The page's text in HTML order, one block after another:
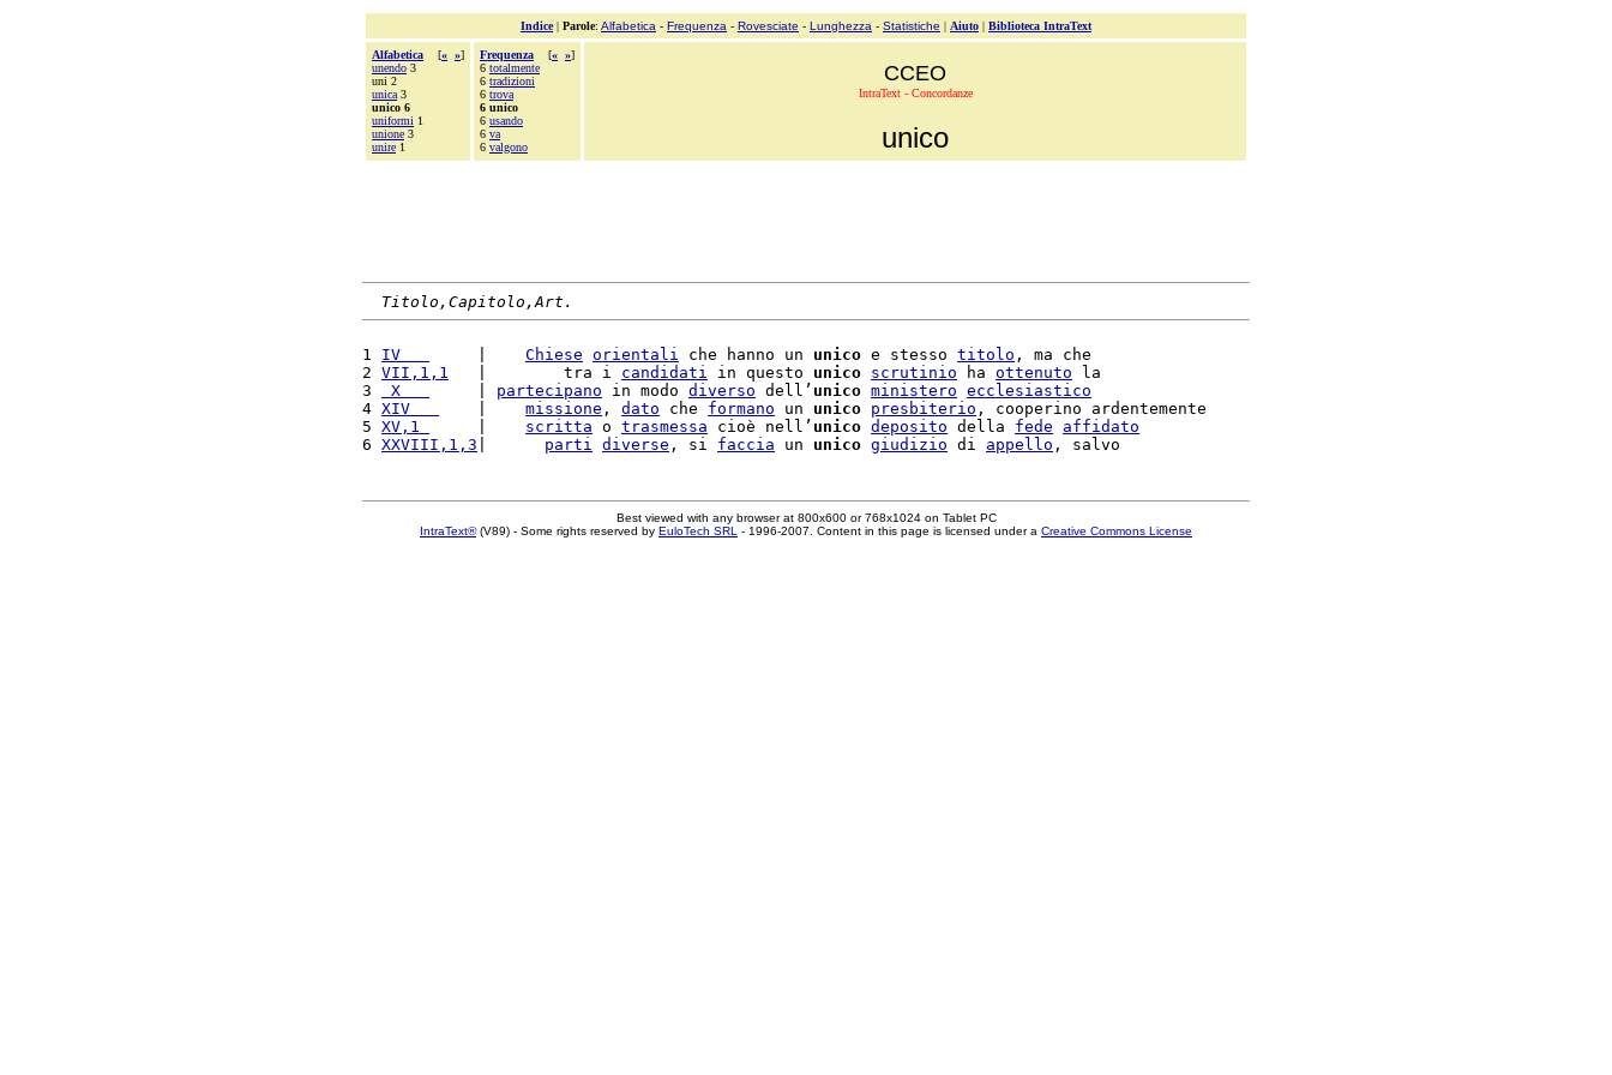
Indice| Parole: Alfabetica - Frequenza - Rovesciate - Lunghezza - Statistiche | Aiuto | Biblioteca IntraText
Alfabetica [« »]
unendo 3
uni 2
unica 3
unico 6
uniformi 1
unione 3
unire 1
Frequenza [« »]
6 totalmente
6 tradizioni
6 trova
6 unico
6 usando
6 va
6 valgono
CCEO
IntraText - Concordanze
unico
Titolo,Capitolo,Art.
1 IV Chiese orientali che hanno un unico e stesso titolo , ma che
2 VII,1,1
   |        tra i
candidati in questo unico scrutinio ha ottenuto la
3
X partecipano in modo diverso dell’ unico ministero ecclesiastico
4 XIV missione , dato che formano un unico presbiterio , cooperino ardentemente
5 XV,1 scritta o trasmessa cioè nell’ unico deposito della fede
affidato
6 XXVIII,1,3 parti diverse , si faccia un unico giudizio di appello
Best viewed with any browser at 800x600 or 768x1024 on Tablet PC
IntraText®(V89) - Some rights reserved by EuloTech SRL - 1996-2007. Content in this page is licensed under a Creative Commons License